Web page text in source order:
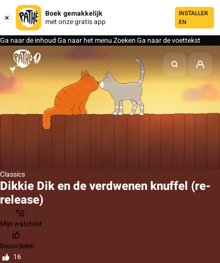
Boek gemakkelijk
met onze gratis app
INSTALLER
EN
Ga naar de inhoudGa naar het menuZoekenGa naar de voettekst
Classics
Dikkie Dik en de verdwenen knuffel (re-
release)
Mijn watchlist
Beoordelen
16